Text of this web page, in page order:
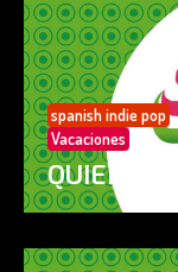
spanish indie pop
Vacaciones
QUIERO